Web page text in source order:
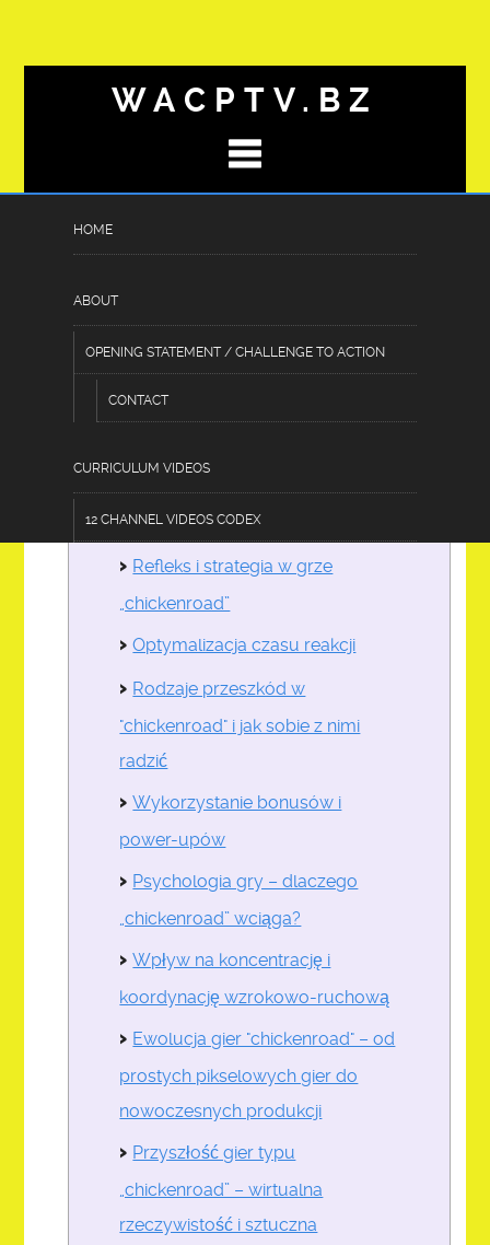
WACPTV.BZ
HOME
ABOUT
OPENING STATEMENT / CHALLENGE TO ACTION
CONTACT
CURRICULUM VIDEOS
12 CHANNEL VIDEOS CODEX
TERMS OF USE DISCLOSURE
AC 101-AGRICULINARY
CF 303-CRAFTS & FURNISHINGS
CL 202-COMMUNICATIONS & LOGISTICS
E 505-ENGINEERING
FA 606-FASHIONS & ACCESSORIES
HPS 707-HEALTH & PUBLIC SAFETY
PA 808-PERFORMING ARTS
RE 909-REAL ESTATE
SF 110 SALES & FINANCE
SR 111-SOCIAL REFORM
DONATE
Posted
Uncategorized
Pomysłowość i chickenroad –
godziny, testując refleks i
strategiczne
Refleks i strategia w grze
„chickenroad”
Optymalizacja czasu reakcji
Rodzaje przeszkód w
"chickenroad" i jak sobie z nimi
radzić
Wykorzystanie bonusów i
power-upów
Psychologia gry – dlaczego
„chickenroad” wciąga?
Wpływ na koncentrację i
koordynację wzrokowo-ruchową
Ewolucja gier "chickenroad" – od
prostych pikselowych gier do
nowoczesnych produkcji
Przyszłość gier typu
„chickenroad” – wirtualna
rzeczywistość i sztuczna